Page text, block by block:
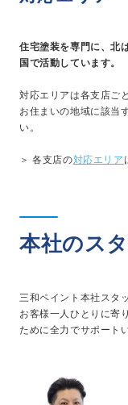
住宅塗装を専門に、北
国で活動しています。
対応エリアは各支店ご
お住まいの地域に該当
い。
＞ 各支店の対応エリア
本社のス
三和ペイント本社スタ
お客様一人ひとりに寄
ために全力でサポート